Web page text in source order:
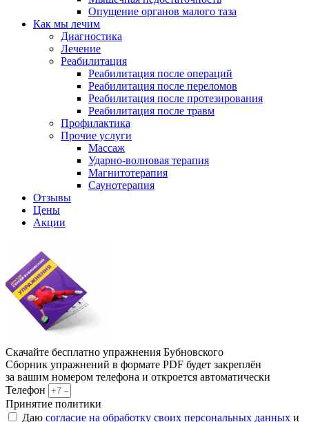
Опущение органов малого таза
Как мы лечим
Диагностика
Лечение
Реабилитация
Реабилитация после операций
Реабилитация после переломов
Реабилитация после протезирования
Реабилитация после травм
Профилактика
Прочие услуги
Массаж
Ударно-волновая терапия
Магнитотерапия
Саунотерапия
Отзывы
Цены
Акции
Скачайте бесплатно упражнения Бубновского
Сборник упражнений в формате PDF будет закреплён
за вашим номером телефона и откроется автоматически
Телефон
Принятие политики
Даю согласие на обработку своих персональных данных и